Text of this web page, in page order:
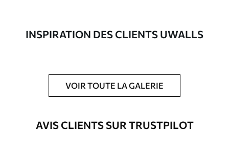
Possibilité d'ajouter un vernis
protecteur pour renforcer la durabilité
du tableau.
Matériaux disponibles
INSPIRATION DES CLIENTS UWALLS
VOIR TOUTE LA GALERIE
AVIS CLIENTS SUR TRUSTPILOT